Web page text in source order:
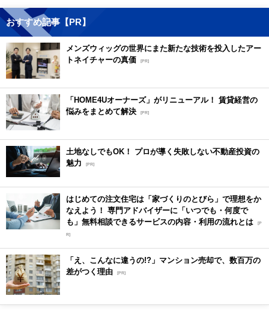
おすすめ記事【PR】
メンズウィッグの世界にまた新たな技術を投入したアー
トネイチャーの真価 [PR]
「HOME4Uオーナーズ」がリニューアル！ 賃貸経営の
悩みをまとめて解決 [PR]
土地なしでもOK！ プロが導く失敗しない不動産投資の
魅力
[PR]
はじめての注文住宅は「家づくりのとびら」で理想をか
なえよう！ 専門アドバイザーに「いつでも・何度で
も」無料相談できるサービスの内容・利用の流れとは [P
R]
「え、こんなに違うの!?」マンション売却で、数百万の
差がつく理由 [PR]